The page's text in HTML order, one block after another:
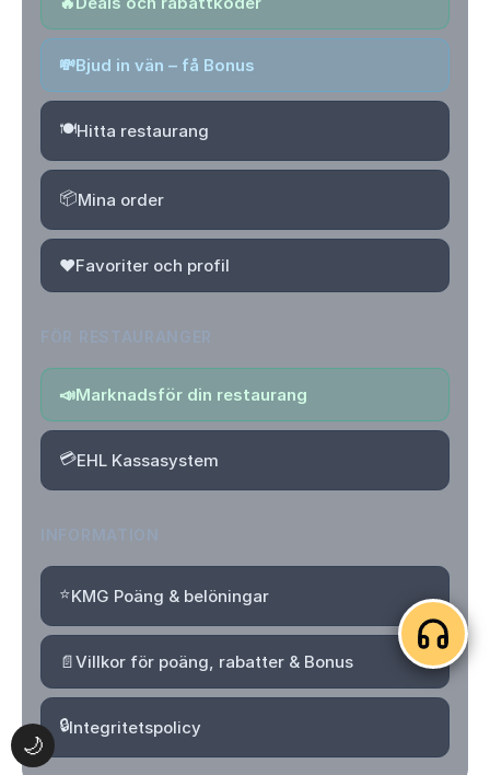
🌙
💸Bjud in vän – få Bonus
🍽️Hitta restaurang
📦Mina order
❤️Favoriter och profil
📣Marknadsför din restaurang
💳EHL Kassasystem
⭐KMG Poäng & belöningar
📄Villkor för poäng, rabatter & Bonus
🔒Integritetspolicy